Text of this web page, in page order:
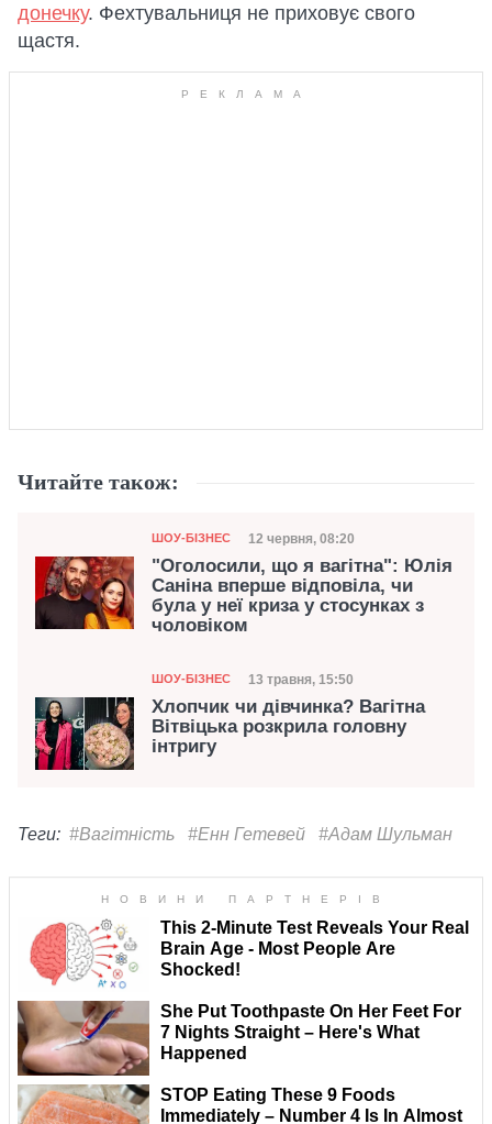
донечку. Фехтувальниця не приховує свого
щастя.
Читайте також:
Категорія
ШОУ-БІЗНЕС Дата публікації
12 червня, 08:20
"Оголосили, що я вагітна": Юлія
Саніна вперше відповіла, чи
була у неї криза у стосунках з
чоловіком
Категорія
ШОУ-БІЗНЕС Дата публікації
13 травня, 15:50
Хлопчик чи дівчинка? Вагітна
Вітвіцька розкрила головну
інтригу
Теги: #Вагітність #Енн Гетевей #Адам Шульман